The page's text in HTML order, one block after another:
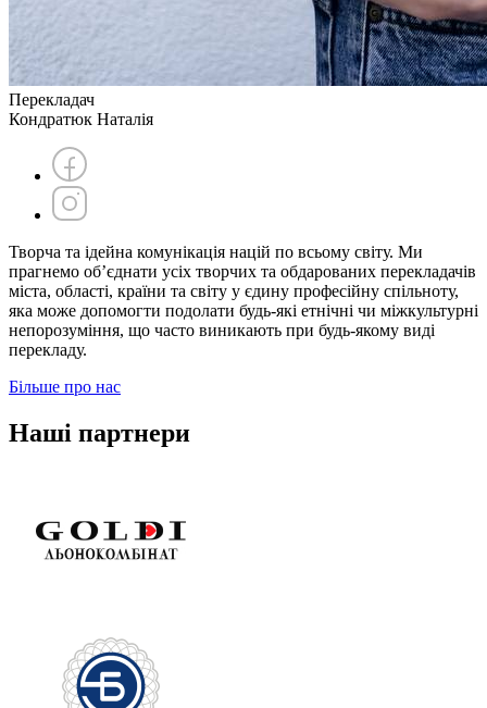
Перекладач
Кондратюк Наталія
Творча та ідейна комунікація націй по всьому світу. Ми
прагнемо об’єднати усіх творчих та обдарованих перекладачів
міста, області, країни та світу у єдину професійну спільноту,
яка може допомогти подолати будь-які етнічні чи міжкультурні
непорозуміння, що часто виникають при будь-якому виді
перекладу.
Більше про нас
Наші партнери